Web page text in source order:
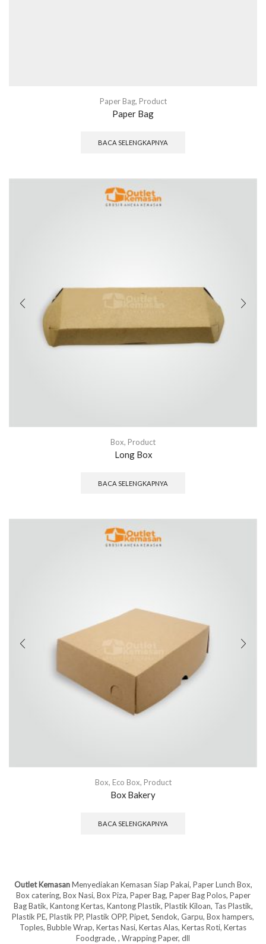
Paper Bag, Product
Paper Bag
BACA SELENGKAPNYA
Box, Product
Long Box
BACA SELENGKAPNYA
Box, Eco Box, Product
Box Bakery
BACA SELENGKAPNYA
Outlet KemasanMenyediakan Kemasan Siap Pakai, Paper Lunch Box,
Box catering, Box Nasi, Box Piza, Paper Bag, Paper Bag Polos, Paper
Bag Batik, Kantong Kertas, Kantong Plastik, Plastik Kiloan, Tas Plastik,
Plastik PE, Plastik PP, Plastik OPP, Pipet, Sendok, Garpu, Box hampers,
Toples, Bubble Wrap, Kertas Nasi, Kertas Alas, Kertas Roti, Kertas
Foodgrade, , Wrapping Paper, dll